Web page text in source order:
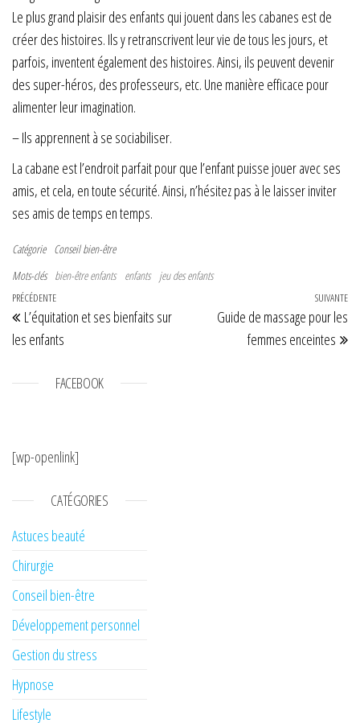
Le plus grand plaisir des enfants qui jouent dans les cabanes est de
créer des histoires. Ils y retranscrivent leur vie de tous les jours, et
parfois, inventent également des histoires. Ainsi, ils peuvent devenir
des super-héros, des professeurs, etc. Une manière efficace pour
alimenter leur imagination.
– Ils apprennent à se sociabiliser.
La cabane est l’endroit parfait pour que l’enfant puisse jouer avec ses
amis, et cela, en toute sécurité. Ainsi, n’hésitez pas à le laisser inviter
ses amis de temps en temps.
Catégorie Conseil bien-être
Mots-clés bien-être enfants enfants jeu des enfants
Navigation de l’article
Article précédent
PRÉCÉDENTE
L’équitation et ses bienfaits sur
les enfants
SUIVANTE
Guide de massage pour les
femmes enceintes
FACEBOOK
[wp-openlink]
CATÉGORIES
Astuces beauté
Chirurgie
Conseil bien-être
Développement personnel
Gestion du stress
Hypnose
Lifestyle